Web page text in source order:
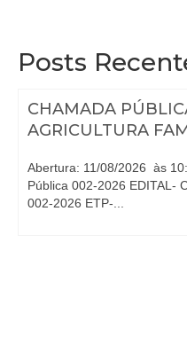
Posts
CHAMADA
AGRICULTURA
Abertura: 11/08/2026 às
Pública 002-2026 EDITAL-
002-2026 ETP-...